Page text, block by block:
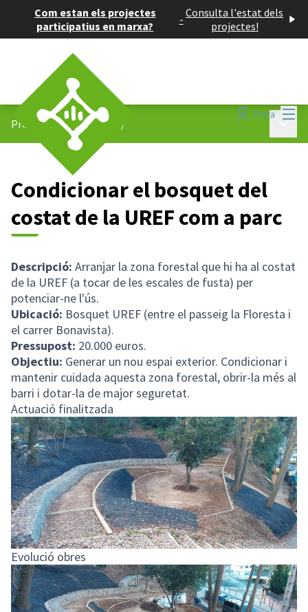
Com estan els projectes
participatius en marxa?
- Consulta l'estat dels
projectes!
Entra
Projectes participatius /
Condicionar el bosquet del
costat de la UREF com a parc
Descripció: Arranjar la zona forestal que hi ha al costat
de la UREF (a tocar de les escales de fusta) per
potenciar-ne l'ús.
Ubicació: Bosquet UREF (entre el passeig la Floresta i
el carrer Bonavista).
Pressupost: 20.000 euros.
Objectiu: Generar un nou espai exterior. Condicionar i
mantenir cuidada aquesta zona forestal, obrir-la més al
barri i dotar-la de major seguretat.
Actuació finalitzada
Evolució obres